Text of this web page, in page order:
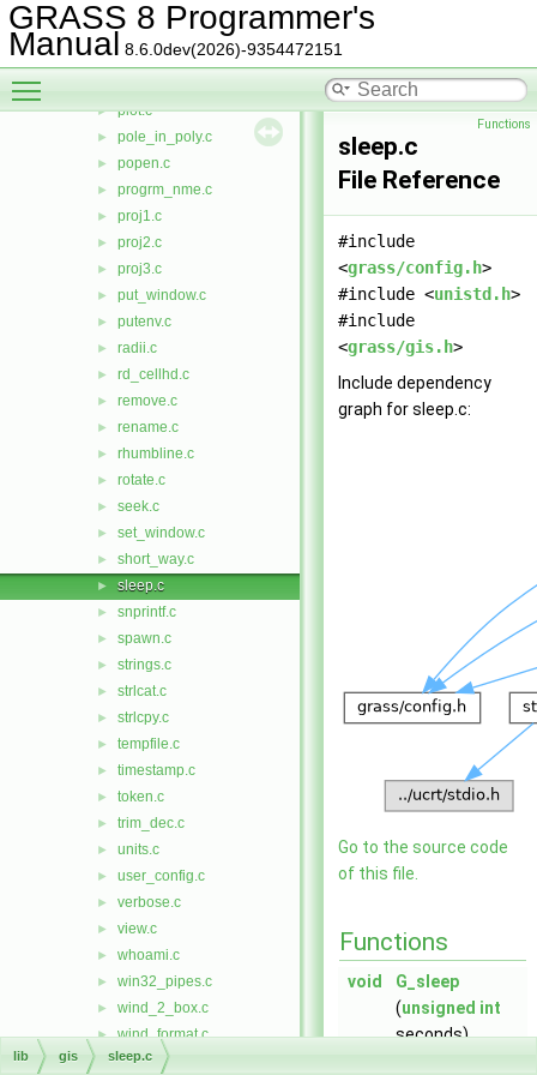
GRASS 8 Programmer's
Manual 8.6.0dev(2026)-9354472151
► parser_wps.c
► paths.c
► percent.c
► plot.c
► pole_in_poly.c
► popen.c
► progrm_nme.c
► proj1.c
► proj2.c
► proj3.c
► put_window.c
► putenv.c
► radii.c
► rd_cellhd.c
► remove.c
► rename.c
► rhumbline.c
► rotate.c
► seek.c
► set_window.c
► short_way.c
► sleep.c
► snprintf.c
► spawn.c
► strings.c
► strlcat.c
► strlcpy.c
► tempfile.c
► timestamp.c
► token.c
► trim_dec.c
► units.c
► user_config.c
► verbose.c
► view.c
► whoami.c
► win32_pipes.c
► wind_2_box.c
► wind_format.c
► wind_in.c
Functions
sleep.c
File Reference
#include
<grass/config.h>
#include <unistd.h>
#include
<grass/gis.h>
Include dependency
graph for sleep.c:
Go to the source code
of this file.
Functions
void
G_sleep
(unsigned int
seconds)
lib gis sleep.c